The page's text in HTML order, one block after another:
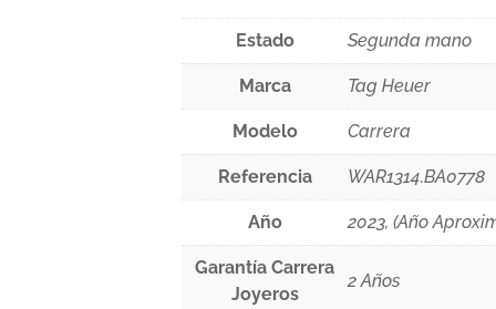
Estado Segunda mano
Marca Tag Heuer
Modelo Carrera
Referencia WAR1314.BA0778
Año 2023, (Año
Garantía Carrera
Joyeros
2 Años